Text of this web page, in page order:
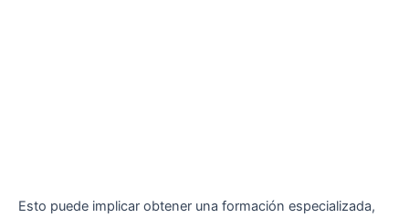
Esto puede implicar obtener una formación especializada,